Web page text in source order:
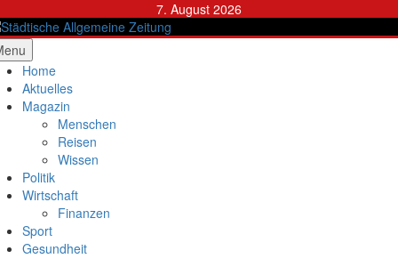
to
content
7. August 2026
Allgemeine Zeitung
Home
Aktuelles
Magazin
Menschen
Reisen
Wissen
Politik
Wirtschaft
Finanzen
Sport
Gesundheit